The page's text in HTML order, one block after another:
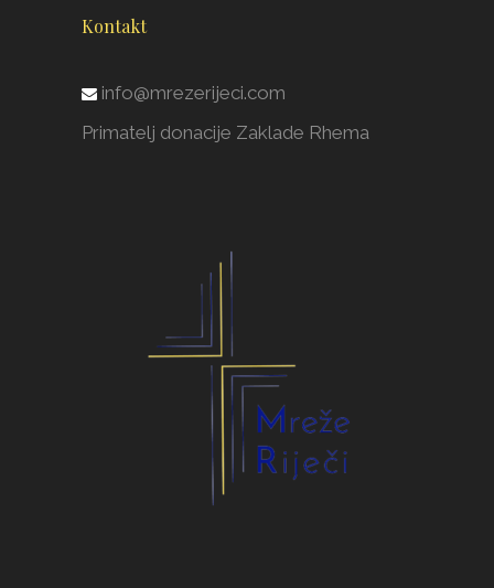
Kontakt
info@mrezerijeci.com
Primatelj donacije Zaklade Rhema